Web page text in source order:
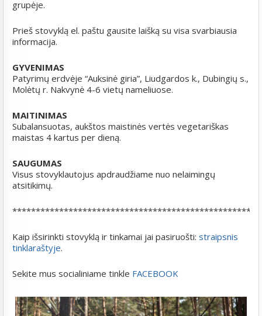
grupėje.
Prieš stovyklą el. paštu gausite laišką su visa svarbiausia
informacija.
GYVENIMAS
Patyrimų erdvėje “Auksinė giria”, Liudgardos k., Dubingių s.,
Molėtų r. Nakvynė 4-6 vietų nameliuose.
MAITINIMAS
Subalansuotas, aukštos maistinės vertės vegetariškas
maistas 4 kartus per dieną.
SAUGUMAS
Visus stovyklautojus apdraudžiame nuo nelaimingų
atsitikimų.
Kaip išsirinkti stovyklą ir tinkamai jai pasiruošti: straipsnis
tinklaraštyje.
Sekite mus socialiniame tinkle FACEBOOK